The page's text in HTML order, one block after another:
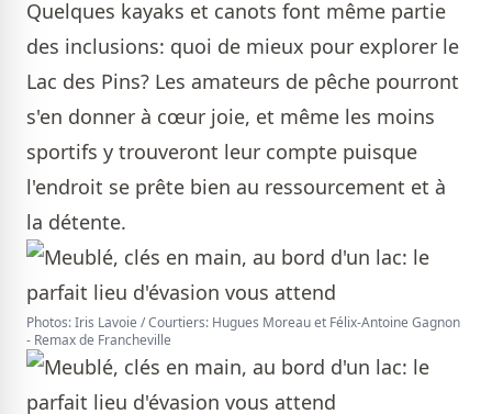
Quelques kayaks et canots font même partie
des inclusions: quoi de mieux pour explorer le
Lac des Pins? Les amateurs de pêche pourront
s'en donner à cœur joie, et même les moins
sportifs y trouveront leur compte puisque
l'endroit se prête bien au ressourcement et à
la détente.
Photos: Iris Lavoie / Courtiers: Hugues Moreau et Félix-Antoine Gagnon
- Remax de Francheville